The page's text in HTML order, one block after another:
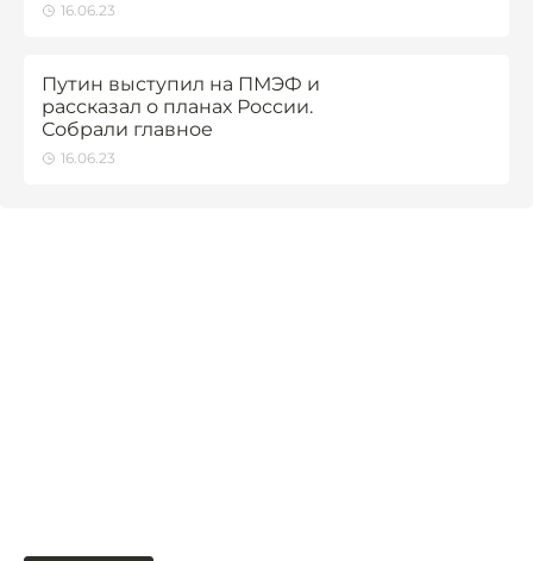
16.06.23
Путин выступил на ПМЭФ и
рассказал о планах России.
Собрали главное
16.06.23